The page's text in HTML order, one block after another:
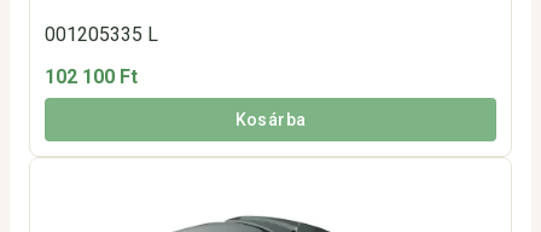
001205335 L
102 100 Ft
Kosárba